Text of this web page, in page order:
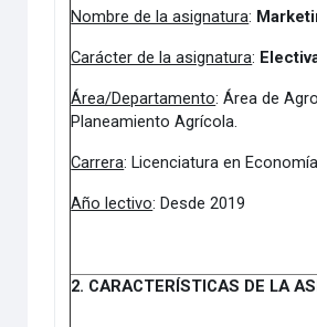
Nombre de la asignatura:
Carácter de la asignatura:
Área/Departamento: Área de
Planeamiento Agrícola.
Carrera: Licenciatura en
Año lectivo: Desde 2019
2. CARACTERÍSTICAS DE LA